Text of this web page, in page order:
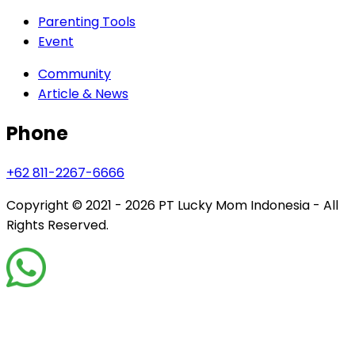
Parenting Tools
Event
Community
Article & News
Phone
+62 811-2267-6666
Copyright © 2021 - 2026 PT Lucky Mom Indonesia - All
Rights Reserved.